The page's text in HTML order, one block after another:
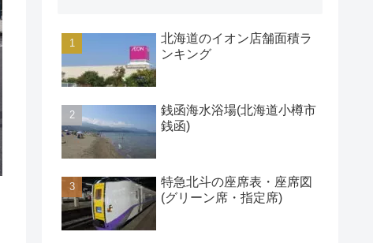
北海道のイオン店舗面積ラ
ンキング
銭函海水浴場(北海道小樽市
銭函)
特急北斗の座席表・座席図
(グリーン席・指定席)